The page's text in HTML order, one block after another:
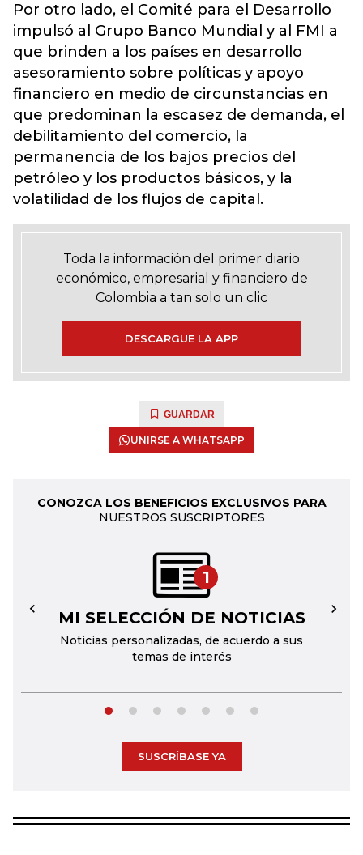
Por otro lado, el Comité para el Desarrollo
impulsó al Grupo Banco Mundial y al FMI a
que brinden a los países en desarrollo
asesoramiento sobre políticas y apoyo
financiero en medio de circunstancias en
que predominan la escasez de demanda, el
debilitamiento del comercio, la
permanencia de los bajos precios del
petróleo y los productos básicos, y la
volatilidad de los flujos de capital.
Toda la información del primer diario
económico, empresarial y financiero de
Colombia a tan solo un clic
DESCARGUE LA APP
GUARDAR
UNIRSE A WHATSAPP
CONOZCA LOS BENEFICIOS EXCLUSIVOS PARA
NUESTROS SUSCRIPTORES
1
MI SELECCIÓN DE NOTICIAS
Noticias personalizadas, de acuerdo a sus
temas de interés
← →
SUSCRÍBASE YA